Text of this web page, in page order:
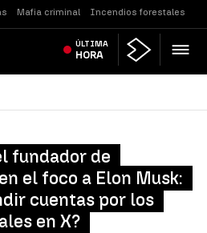
Mafia criminal Incendios forestales
ÚLTIMA
HORA
fundador de
el foco a Elon Musk:
cuentas por los
en X?